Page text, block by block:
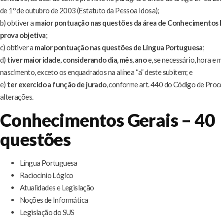
de 1º de outubro de 2003 (Estatuto da Pessoa Idosa);
b) obtiver a maior pontuação nas questões da área de Conhecimentos
prova objetiva;
c) obtiver a maior pontuação nas questões de Língua Portuguesa;
d) tiver maior idade, considerando dia, mês, anoe, se necessário, hora e
nascimento, exceto os enquadrados na alínea “a” deste subitem; e
e) ter exercido a função de jurado, conforme art. 440 do Código de
alterações.
Conhecimentos Gerais – 40
questões
Língua Portuguesa
Raciocínio Lógico
Atualidades e Legislação
Noções de Informática
Legislação do SUS